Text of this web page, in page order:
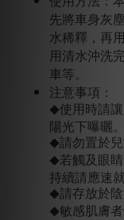
先將車身灰
水稀釋，再
用清水沖洗
車等。
注意事項：
◆使用時請
陽光下曝曬。
◆請勿置於
◆若觸及眼
持續請應速就
◆請存放於
◆敏感肌膚